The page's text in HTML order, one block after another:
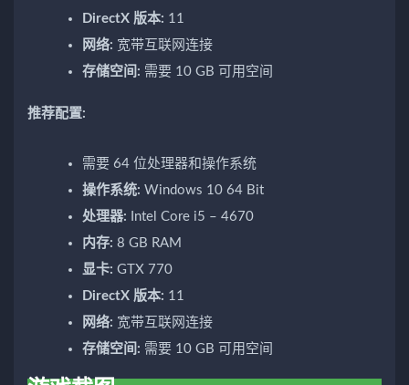
DirectX 版本: 11
网络: 宽带互联网连接
存储空间: 需要 10 GB 可用空间
推荐配置:
需要 64 位处理器和操作系统
操作系统: Windows 10 64 Bit
处理器: Intel Core i5 – 4670
内存: 8 GB RAM
显卡: GTX 770
DirectX 版本: 11
网络: 宽带互联网连接
存储空间: 需要 10 GB 可用空间